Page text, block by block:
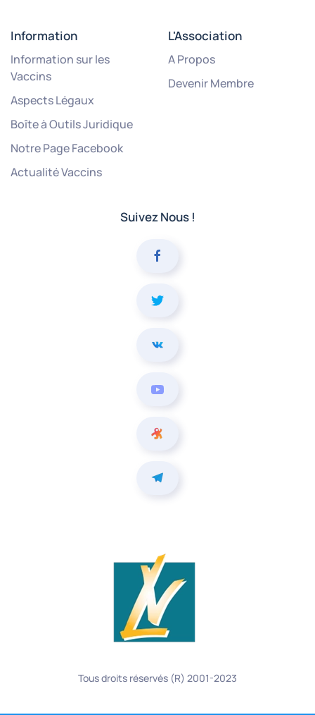
Information
Information sur les
Vaccins
Aspects Légaux
Boîte à Outils Juridique
Notre Page Facebook
Actualité Vaccins
L'Association
A Propos
Devenir Membre
Suivez Nous !
Tous droits réservés (R) 2001-2023